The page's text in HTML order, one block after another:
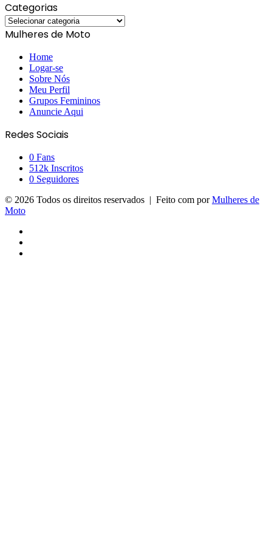
Categorias
Categorias
Mulheres de Moto
Home
Logar-se
Sobre Nós
Meu Perfil
Grupos Femininos
Anuncie Aqui
Redes Sociais
0 Fans
512k Inscritos
0 Seguidores
© 2026 Todos os direitos reservados | Feito com porMulheres de
Moto